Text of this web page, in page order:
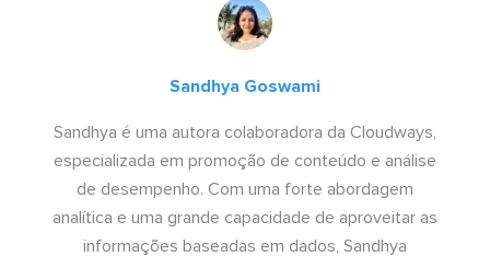
Sandhya Goswami
Sandhya é uma autora colaboradora da Cloudways,
especializada em promoção de conteúdo e análise
de desempenho. Com uma forte abordagem
analítica e uma grande capacidade de aproveitar as
informações baseadas em dados, Sandhya